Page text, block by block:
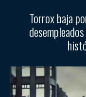
Torrox baja